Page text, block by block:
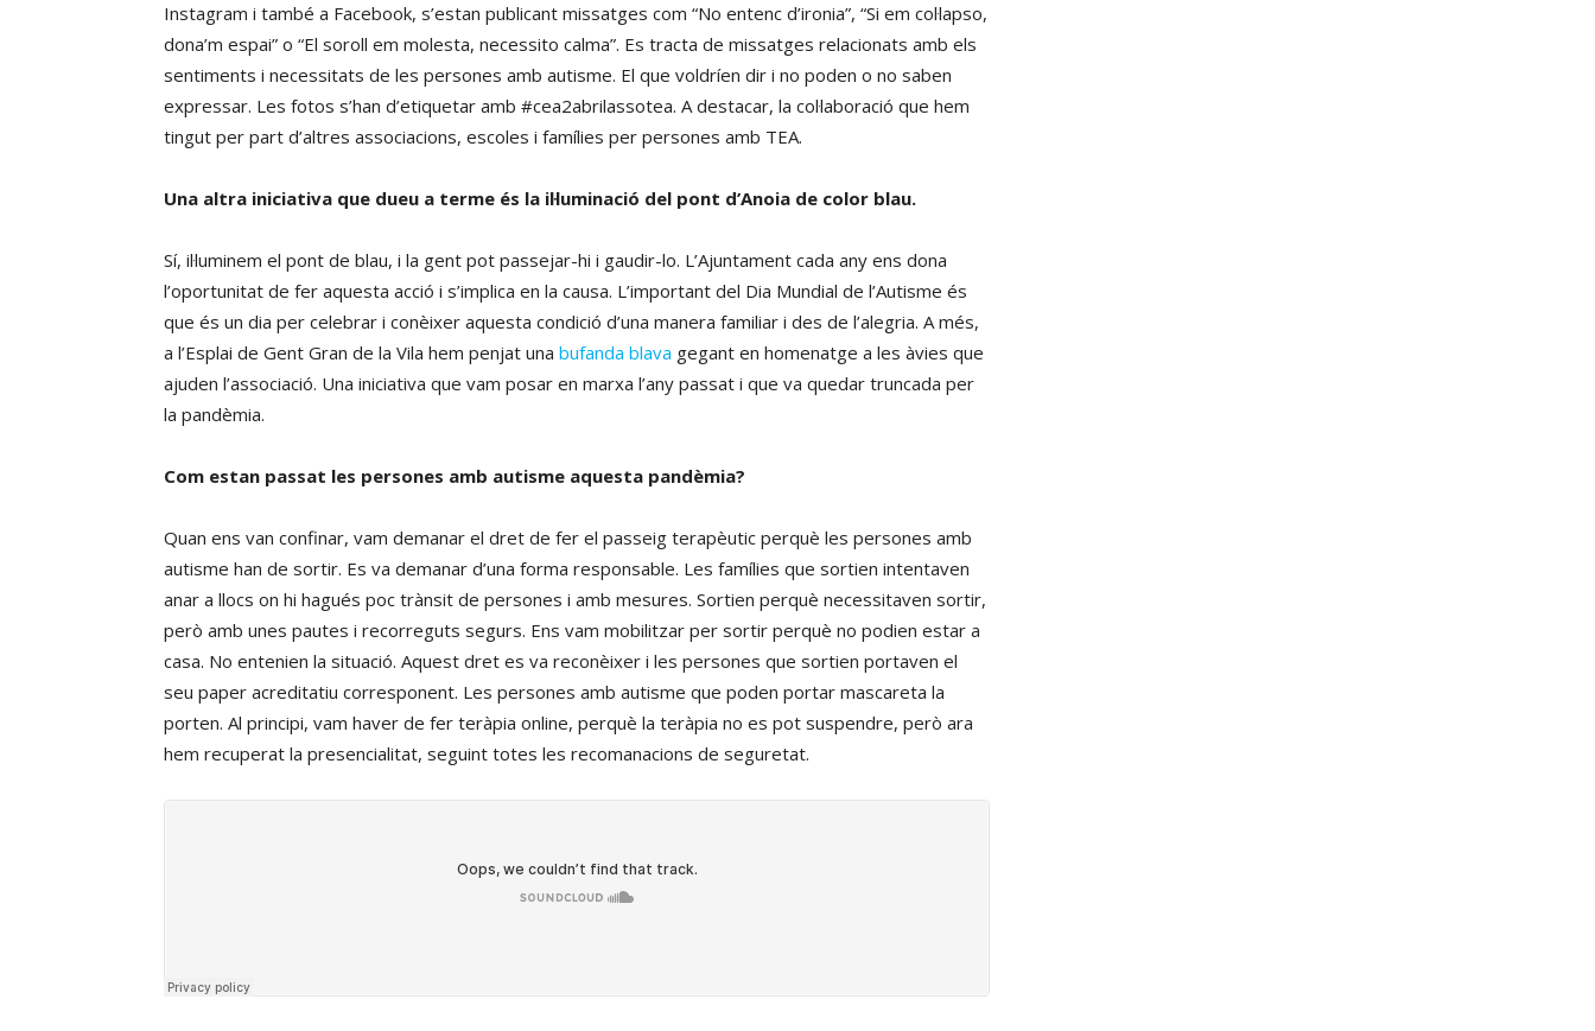
Instagram i també a Facebook, s’estan publicant missatges com “No entenc d’ironia”, “Si em col·lapso,
dona’m espai” o “El soroll em molesta, necessito calma”. Es tracta de missatges relacionats amb els
sentiments i necessitats de les persones amb autisme. El que voldríen dir i no poden o no saben
expressar. Les fotos s’han d’etiquetar amb #cea2abrilassotea. A destacar, la col·laboració que hem
tingut per part d’altres associacions, escoles i famílies per persones amb TEA.
Una altra iniciativa que dueu a terme és la il·luminació del pont d’Anoia de color blau.
Sí, il·luminem el pont de blau, i la gent pot passejar-hi i gaudir-lo. L’Ajuntament cada any ens dona
l’oportunitat de fer aquesta acció i s’implica en la causa. L’important del Dia Mundial de l’Autisme és
que és un dia per celebrar i conèixer aquesta condició d’una manera familiar i des de l’alegria. A més,
a l’Esplai de Gent Gran de la Vila hem penjat una bufanda blava gegant en homenatge a les àvies que
ajuden l’associació. Una iniciativa que vam posar en marxa l’any passat i que va quedar truncada per
la pandèmia.
Com estan passat les persones amb autisme aquesta pandèmia?
Quan ens van confinar, vam demanar el dret de fer el passeig terapèutic perquè les persones amb
autisme han de sortir. Es va demanar d’una forma responsable. Les famílies que sortien intentaven
anar a llocs on hi hagués poc trànsit de persones i amb mesures. Sortien perquè necessitaven sortir,
però amb unes pautes i recorreguts segurs. Ens vam mobilitzar per sortir perquè no podien estar a
casa. No entenien la situació. Aquest dret es va reconèixer i les persones que sortien portaven el
seu paper acreditatiu corresponent. Les persones amb autisme que poden portar mascareta la
porten. Al principi, vam haver de fer teràpia online, perquè la teràpia no es pot suspendre, però ara
hem recuperat la presencialitat, seguint totes les recomanacions de seguretat.